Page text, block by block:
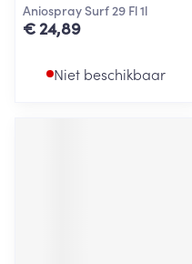
Aniospray Surf 29 Fl 1l
€ 24,89
Niet beschikbaar